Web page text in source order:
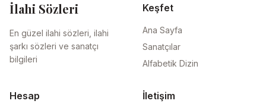
İlahi Sözleri
En güzel ilahi sözleri, ilahi
şarkı sözleri ve sanatçı
bilgileri
Keşfet
Ana Sayfa
Sanatçılar
Alfabetik Dizin
Hesap İletişim